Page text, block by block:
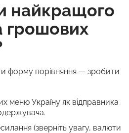
найкращого
грошових
форму порівняння — зробити
меню Україну як відправника
(зверніть увагу, валюти